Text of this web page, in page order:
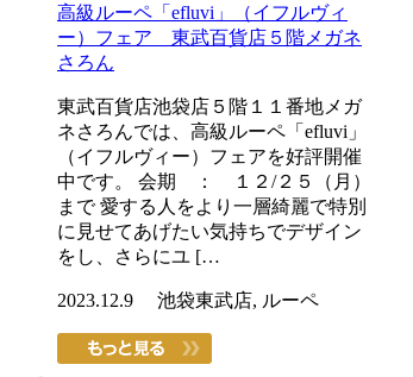
高級ルーペ「efluvi」（イフルヴィ
ー）フェア 東武百貨店５階メガネ
さろん
東武百貨店池袋店５階１１番地メガ
ネさろんでは、高級ルーペ「efluvi」
（イフルヴィー）フェアを好評開催
中です。 会期 ： １２/２５（月）
まで 愛する人をより一層綺麗で特別
に見せてあげたい気持ちでデザイン
をし、さらにユ […
2023.12.9 池袋東武店, ルーペ